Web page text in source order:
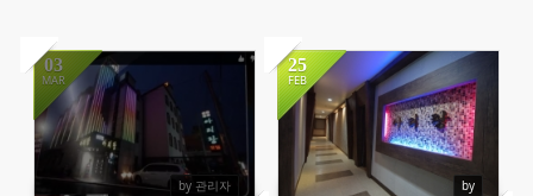
03
MAR
by 관리자
25
FEB
by